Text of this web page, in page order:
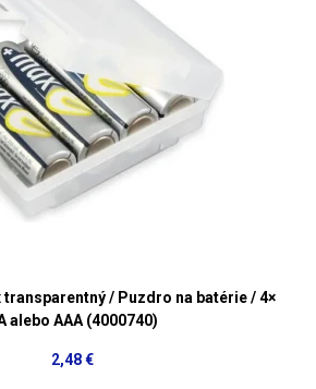
transparentný / Puzdro na batérie / 4×
alebo AAA (4000740)
2,48 €